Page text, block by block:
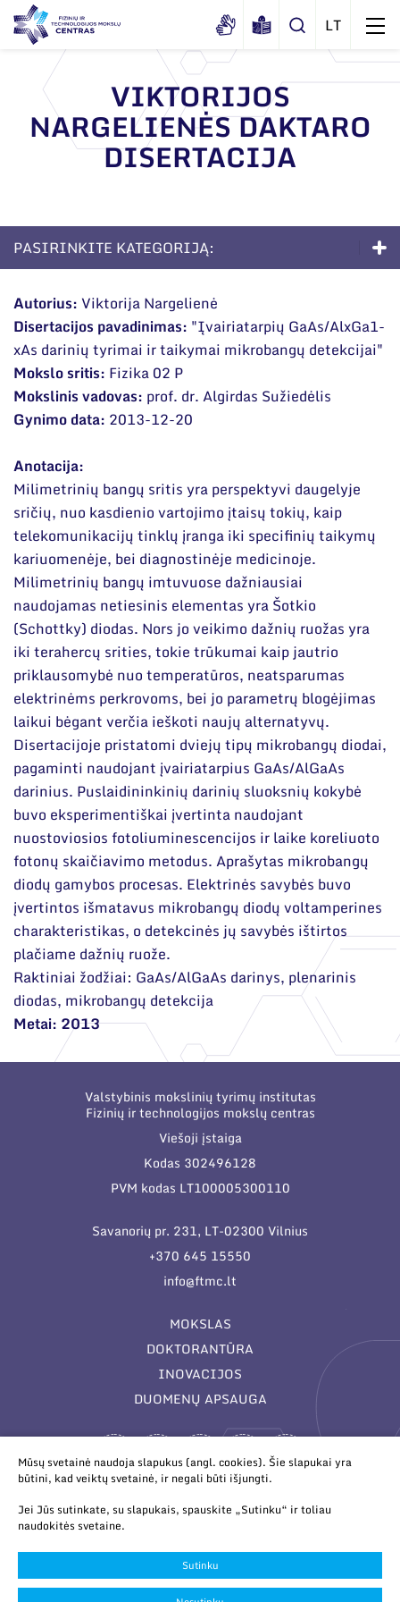
Apie mus
Dokumentai
Viešieji pirkimai
Korupcijos prevencija
Duomenų apsauga
Darbuotojams
Nuorodos
Narystė nacionalinėse ir tarptautinėse
organizacijose bei asociacijose
Struktūra
Administraciniai skyriai
Moksliniai skyriai
Mokslo taryba
Tarptautinė patarėjų taryba
Mokslininkai emeritai
Renginiai
Tinklalaidės
Leidiniai
Bendri rekvizitai
Administracija
Darbuotojų kontaktai
VIKTORIJOS
NARGELIENĖS DAKTARO
DISERTACIJA
PASIRINKITE KATEGORIJĄ:
Apie studijas
Priėmimas į doktorantūrą
Gyvenimas doktorantūroje
Dokumentai
Autorius: Viktorija Nargelienė
Disertacijos pavadinimas: "Įvairiatarpių GaAs/AlxGa1-
xAs darinių tyrimai ir taikymai mikrobangų detekcijai"
Mokslo sritis: Fizika 02 P
Mokslinis vadovas: prof. dr. Algirdas Sužiedėlis
Gynimo data: 2013-12-20
Anotacija:
Milimetrinių bangų sritis yra perspektyvi daugelyje
sričių, nuo kasdienio vartojimo įtaisų tokių, kaip
telekomunikacijų tinklų įranga iki specifinių taikymų
kariuomenėje, bei diagnostinėje medicinoje.
Milimetrinių bangų imtuvuose dažniausiai
naudojamas netiesinis elementas yra Šotkio
(Schottky) diodas. Nors jo veikimo dažnių ruožas yra
iki terahercų srities, tokie trūkumai kaip jautrio
priklausomybė nuo temperatūros, neatsparumas
elektrinėms perkrovoms, bei jo parametrų blogėjimas
laikui bėgant verčia ieškoti naujų alternatyvų.
Disertacijoje pristatomi dviejų tipų mikrobangų diodai,
pagaminti naudojant įvairiatarpius GaAs/AlGaAs
darinius. Puslaidininkinių darinių sluoksnių kokybė
buvo eksperimentiškai įvertinta naudojant
nuostoviosios fotoliuminescencijos ir laike koreliuoto
fotonų skaičiavimo metodus. Aprašytas mikrobangų
diodų gamybos procesas. Elektrinės savybės buvo
įvertintos išmatavus mikrobangų diodų voltamperines
charakteristikas, o detekcinės jų savybės ištirtos
plačiame dažnių ruože.
Raktiniai žodžiai: GaAs/AlGaAs darinys, plenarinis
diodas, mikrobangų detekcija
Metai: 2013
Valstybinis mokslinių tyrimų institutas
Fizinių ir technologijos mokslų centras
Viešoji įstaiga
Kodas 302496128
PVM kodas LT100005300110
Savanorių pr. 231, LT-02300 Vilnius
+370 645 15550
info@ftmc.lt
MOKSLAS
DOKTORANTŪRA
INOVACIJOS
DUOMENŲ APSAUGA
© 2026 Valstybinis mokslinių tyrimų institutas Fizinių ir
technologijos mokslų centras. Duomenys kaupiami ir saugomi
Juridinių asmenų registre.
Slapukų parinktys
Mūsų svetainė naudoja slapukus (angl. cookies). Šie slapukai yra
būtini, kad veiktų svetainė, ir negali būti išjungti.
Jei Jūs sutinkate, su slapukais, spauskite „Sutinku“ ir toliau
naudokitės svetaine.
Sutinku